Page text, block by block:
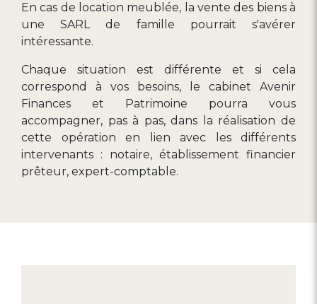
En cas de location meublée, la vente des biens à
une SARL de famille pourrait s'avérer
intéressante.
Chaque situation est différente et si cela
correspond à vos besoins, le cabinet Avenir
Finances et Patrimoine pourra vous
accompagner, pas à pas, dans la réalisation de
cette opération en lien avec les différents
intervenants : notaire, établissement financier
prêteur, expert-comptable.